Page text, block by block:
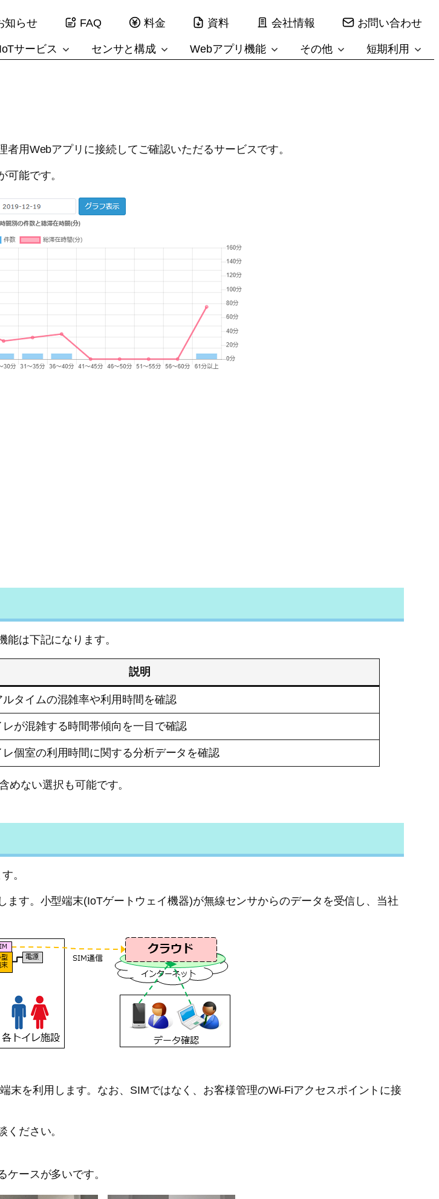
知らせ FAQ 料金 資料 会社情報 お問い合わせ
IoTサービス センサと構成 Webアプリ機能 その他 短期利用
用Webアプリに接続してご確認いただるサービスです。
能です。
は下記になります。
説明
タイムの混雑率や利用時間を確認
が混雑する時間帯傾向を一目で確認
個室の利用時間に関する分析データを確認
ない選択も可能です。
。
ます。小型端末(IoTゲートウェイ機器)が無線センサからのデータを受信し、当社
末を利用します。なお、SIMではなく、お客様管理のWi-Fiアクセスポイントに接
ださい。
ースが多いです。